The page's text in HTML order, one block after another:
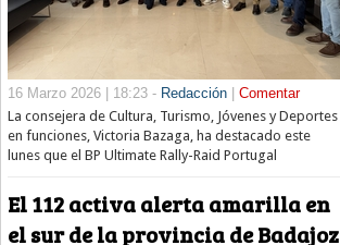
16 Marzo 2026 | 18:23 - Redacción| Comentar
La consejera de Cultura, Turismo, Jóvenes y Deportes
en funciones, Victoria Bazaga, ha destacado este
lunes que el BP Ultimate Rally-Raid Portugal
El 112 activa alerta amarilla en
el sur de la provincia de Badajoz